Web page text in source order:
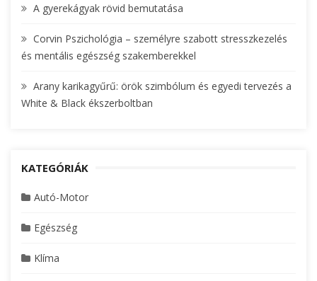
A gyerekágyak rövid bemutatása
Corvin Pszichológia – személyre szabott stresszkezelés
és mentális egészség szakemberekkel
Arany karikagyűrű: örök szimbólum és egyedi tervezés a
White & Black ékszerboltban
KATEGÓRIÁK
Autó-Motor
Egészség
Klíma